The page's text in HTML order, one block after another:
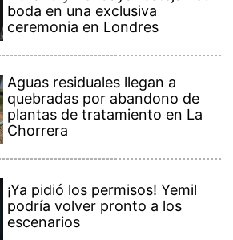
boda en una exclusiva
ceremonia en Londres
Aguas residuales llegan a
quebradas por abandono de
plantas de tratamiento en La
Chorrera
¡Ya pidió los permisos! Yemil
podría volver pronto a los
escenarios